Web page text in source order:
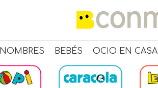
NOMBRES BEBÉS OCIO EN CASA